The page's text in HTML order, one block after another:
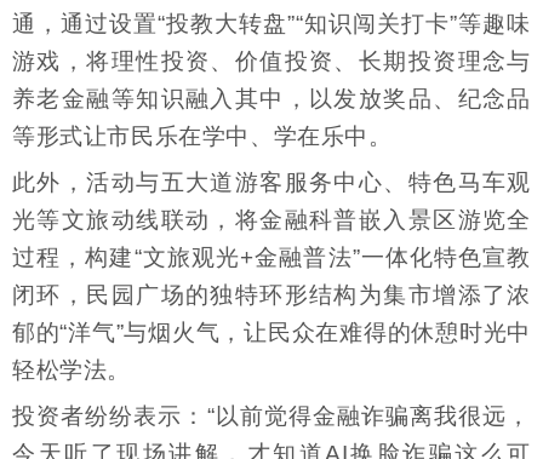
通，通过设置“投教大转盘”“知识闯关打卡”等趣味
游戏，将理性投资、价值投资、长期投资理念与
养老金融等知识融入其中，以发放奖品、纪念品
等形式让市民乐在学中、学在乐中。
此外，活动与五大道游客服务中心、特色马车观
光等文旅动线联动，将金融科普嵌入景区游览全
过程，构建“文旅观光+金融普法”一体化特色宣教
闭环，民园广场的独特环形结构为集市增添了浓
郁的“洋气”与烟火气，让民众在难得的休憩时光中
轻松学法。
投资者纷纷表示：“以前觉得金融诈骗离我很远，
今天听了现场讲解，才知道AI换脸诈骗这么可